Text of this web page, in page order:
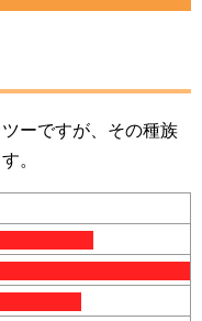
ーですが、その種族
。